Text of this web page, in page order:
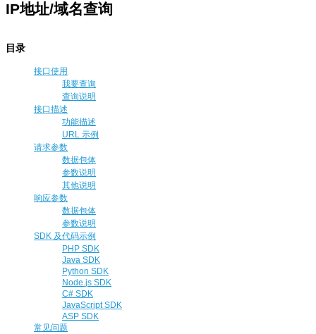
IP地址/域名查询
目录
接口使用
我要查询
查询说明
接口描述
功能描述
URL 示例
请求参数
数据包体
参数说明
其他说明
响应参数
数据包体
参数说明
SDK 及代码示例
PHP SDK
Java SDK
Python SDK
Node.js SDK
C# SDK
JavaScript SDK
ASP SDK
常见问题